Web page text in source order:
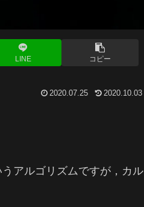
LINE コピー
2020.07.25 2020.10.03
アルゴリズムですが，カル